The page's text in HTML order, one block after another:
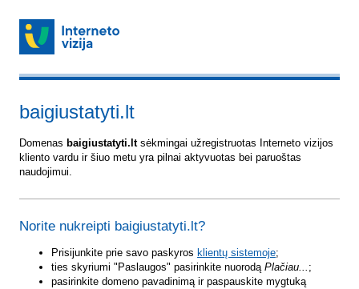
baigiustatyti.lt
Domenas baigiustatyti.ltsėkmingai užregistruotas Interneto vizijos
kliento vardu ir šiuo metu yra pilnai aktyvuotas bei paruoštas
naudojimui.
Norite nukreipti baigiustatyti.lt?
Prisijunkite prie savo paskyros klientų sistemoje;
ties skyriumi "Paslaugos" pasirinkite nuorodą Plačiau... ;
pasirinkite domeno pavadinimą ir paspauskite mygtuką